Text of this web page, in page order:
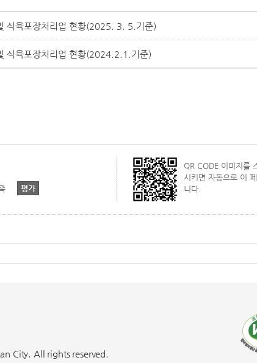
식육포장처리업 현황(2025. 3. 5.기준)
식육포장처리업 현황(2024.2.1.기준)
QR CODE 이미지를
시키면 자동으로 이
니다.
City. All rights reserved.